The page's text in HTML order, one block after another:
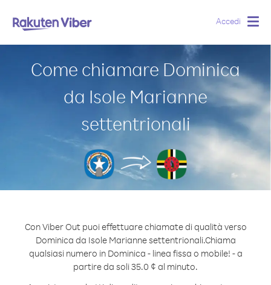
Accedi
Come chiamare Dominica
da Isole Marianne
settentrionali
Con Viber Out puoi effettuare chiamate di qualità verso
Dominica da Isole Marianne settentrionali.Chiama
qualsiasi numero in Dominica - linea fissa o mobile! - a
partire da soli 35.0 ¢ al minuto.